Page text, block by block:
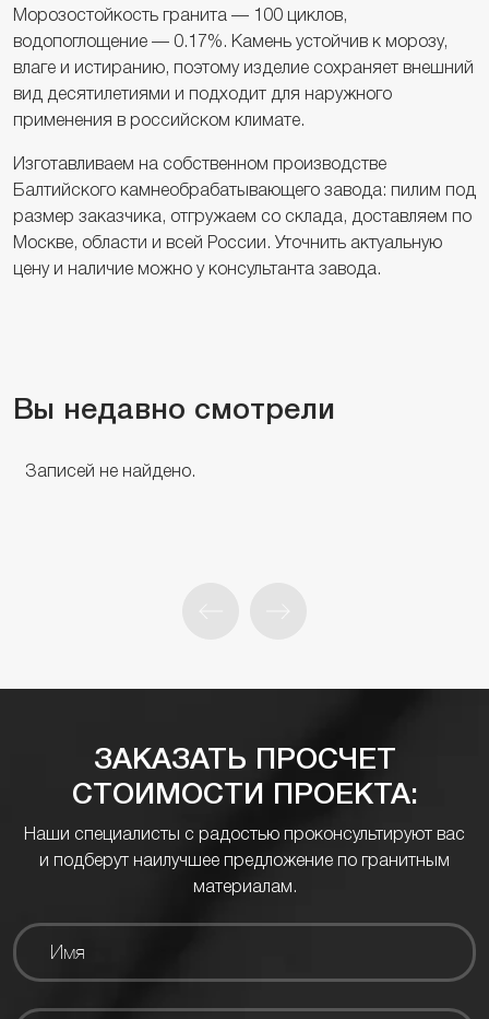
Морозостойкость гранита — 100 циклов,
водопоглощение — 0.17%. Камень устойчив к морозу,
влаге и истиранию, поэтому изделие сохраняет внешний
вид десятилетиями и подходит для наружного
применения в российском климате.
Изготавливаем на собственном производстве
Балтийского камнеобрабатывающего завода: пилим под
размер заказчика, отгружаем со склада, доставляем по
Москве, области и всей России. Уточнить актуальную
цену и наличие можно у консультанта завода.
Вы недавно смотрели
Записей не найдено.
ЗАКАЗАТЬ ПРОСЧЕТ
СТОИМОСТИ ПРОЕКТА:
Наши специалисты с радостью проконсультируют вас
и подберут наилучшее предложение по гранитным
материалам.